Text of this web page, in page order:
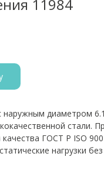
11984
наружным диаметром
стали.
ГОСТ Р ISO
нагрузки